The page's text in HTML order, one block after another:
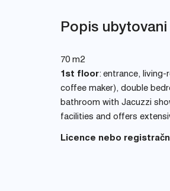
Popis ubytovani
70 m2
1st floor: entrance,
coffee maker), double
bathroom with Jacuzzi
facilities and offers
Licence nebo